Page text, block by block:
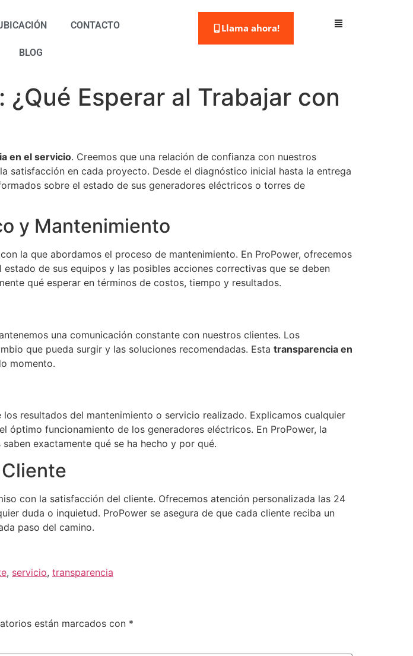
CONTACTO
BLOG
Llama ahora!
Esperar al Trabajar con
en el servicio. Creemos que una relación de confianza con nuestros
satisfacción en cada proyecto. Desde el diagnóstico inicial hasta la entrega
sobre el estado de sus generadores eléctricos o torres de
y Mantenimiento
la que abordamos el proceso de mantenimiento. En ProPower, ofrecemos
de sus equipos y las posibles acciones correctivas que se deben
qué esperar en términos de costos, tiempo y resultados.
una comunicación constante con nuestros clientes. Los
que pueda surgir y las soluciones recomendadas. Esta transparencia en
momento.
resultados del mantenimiento o servicio realizado. Explicamos cualquier
óptimo funcionamiento de los generadores eléctricos. En ProPower, la
exactamente qué se ha hecho y por qué.
con la satisfacción del cliente. Ofrecemos atención personalizada las 24
duda o inquietud. ProPower se asegura de que cada cliente reciba un
paso del camino.
, servicio, transparencia
están marcados con *